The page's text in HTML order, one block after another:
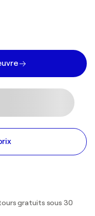
gratuits sous 30